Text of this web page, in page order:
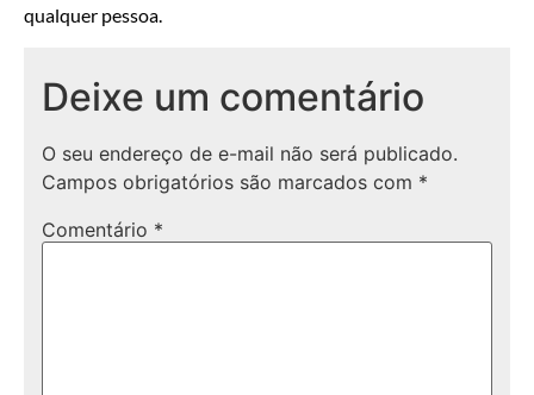
qualquer pessoa.
Deixe um comentário
O seu endereço de e-mail não será publicado.
Campos obrigatórios são marcados com *
Comentário *